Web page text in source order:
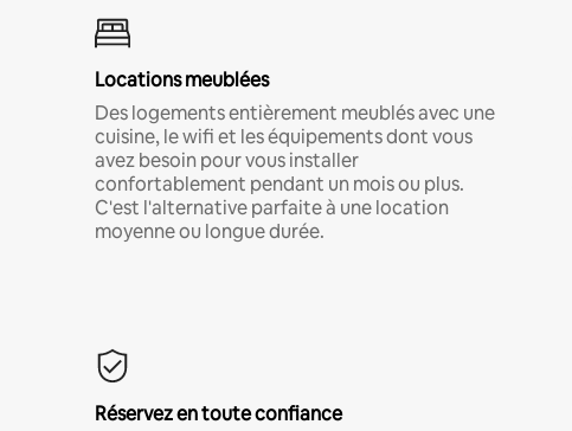
Locations meublées
Des logements entièrement meublés avec une
cuisine, le wifi et les équipements dont vous
avez besoin pour vous installer
confortablement pendant un mois ou plus.
C'est l'alternative parfaite à une location
moyenne ou longue durée.
Réservez en toute confiance